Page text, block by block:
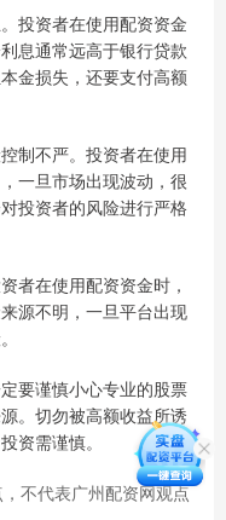
投资者在使用配资资金
息通常远高于银行贷款
金损失，还要支付高额
制不严。投资者在使用
一旦市场出现波动，很
投资者的风险进行严格
者在使用配资资金时，
源不明，一旦平台出现
要谨慎小心专业的股票
。切勿被高额收益所诱
资需谨慎。
不代表广州配资网观点